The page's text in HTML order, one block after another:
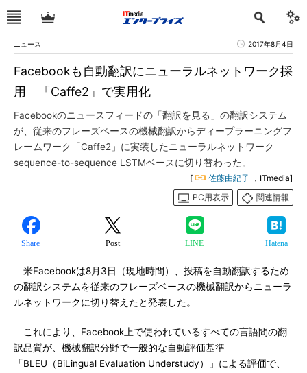
ニュース 2017年8月4日
Facebookも自動翻訳にニューラルネットワーク採
用 「Caffe2」で実用化
Facebookのニュースフィードの「翻訳を見る」の翻訳システム
が、従来のフレーズベースの機械翻訳からディープラーニングフ
レームワーク「Caffe2」に実装したニューラルネットワーク
sequence-to-sequence LSTMベースに切り替わった。
[ 佐藤由紀子 ，ITmedia]
PC用表示
関連情報
Share Post LINE Hatena
米Facebookは8月3日（現地時間）、投稿を自動翻訳するため
の翻訳システムを従来のフレーズベースの機械翻訳からニューラ
ルネットワークに切り替えたと発表した。
これにより、Facebook上で使われているすべての言語間の翻
訳品質が、機械翻訳分野で一般的な自動評価基準
「BLEU（BiLingual Evaluation Understudy）」による評価で、